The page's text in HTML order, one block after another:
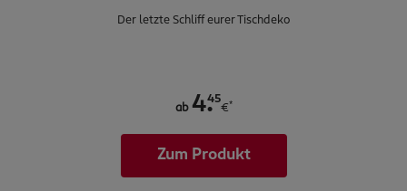
Der letzte Schliff eurer Tischdeko
ab 4.
45
€*
Zum Produkt